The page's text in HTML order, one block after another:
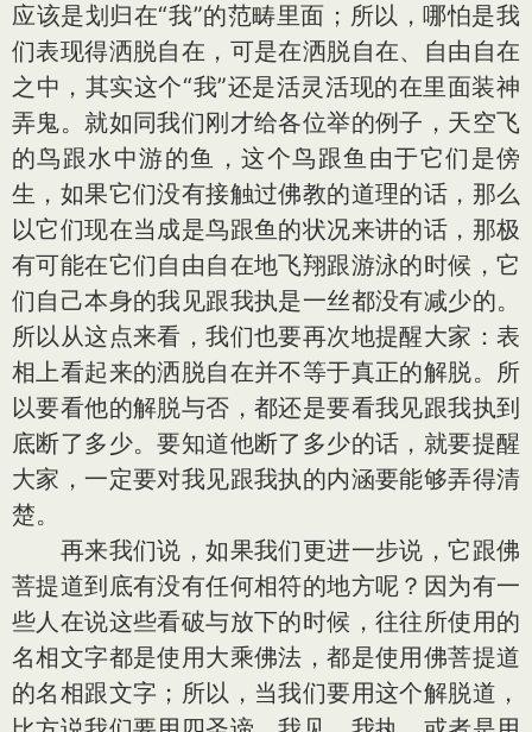
应该是划归在“我”的范畴里面；所以，哪怕是我
们表现得洒脱自在，可是在洒脱自在、自由自在
之中，其实这个“我”还是活灵活现的在里面装神
弄鬼。就如同我们刚才给各位举的例子，天空飞
的鸟跟水中游的鱼，这个鸟跟鱼由于它们是傍
生，如果它们没有接触过佛教的道理的话，那么
以它们现在当成是鸟跟鱼的状况来讲的话，那极
有可能在它们自由自在地飞翔跟游泳的时候，它
们自己本身的我见跟我执是一丝都没有减少的。
所以从这点来看，我们也要再次地提醒大家：表
相上看起来的洒脱自在并不等于真正的解脱。所
以要看他的解脱与否，都还是要看我见跟我执到
底断了多少。要知道他断了多少的话，就要提醒
大家，一定要对我见跟我执的内涵要能够弄得清
楚。
再来我们说，如果我们更进一步说，它跟佛
菩提道到底有没有任何相符的地方呢？因为有一
些人在说这些看破与放下的时候，往往所使用的
名相文字都是使用大乘佛法，都是使用佛菩提道
的名相跟文字；所以，当我们要用这个解脱道，